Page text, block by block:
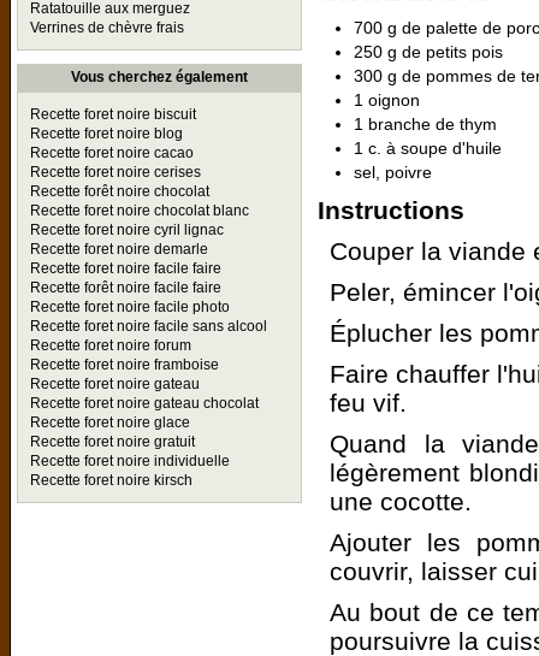
Ratatouille aux merguez
Verrines de chèvre frais
Vous cherchez également
Recette foret noire biscuit
Recette foret noire blog
Recette foret noire cacao
Recette foret noire cerises
Recette forêt noire chocolat
Recette foret noire chocolat blanc
Recette foret noire cyril lignac
Recette foret noire demarle
Recette foret noire facile faire
Recette forêt noire facile faire
Recette foret noire facile photo
Recette foret noire facile sans alcool
Recette foret noire forum
Recette foret noire framboise
Recette foret noire gateau
Recette foret noire gateau chocolat
Recette foret noire glace
Recette foret noire gratuit
Recette foret noire individuelle
Recette foret noire kirsch
700 g de palette de
250 g de petits pois
300 g de pommes de
1 oignon
1 branche de thym
1 c. à soupe d'huile
sel, poivre
Instructions
Couper la viande
Peler, émincer
Éplucher les
Faire chauffer
feu vif.
Quand la
légèrement
une cocotte.
Ajouter les
couvrir, laisser
Au bout de ce
poursuivre la